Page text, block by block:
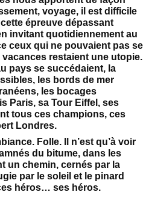
voyage, il est difficile
épreuve dépassant
invitant quotidiennement au
ceux qui ne pouvaient pas se
restaient une utopie.
pays se succédaient, la
les bords de mer
les bocages
Paris, sa Tour Eiffel, ses
tous ces champions, ces
Londres.
Folle. Il n’est qu’à voir
du bitume, dans les
un chemin, cernés par la
par le soleil et le pinard
héros… ses héros.